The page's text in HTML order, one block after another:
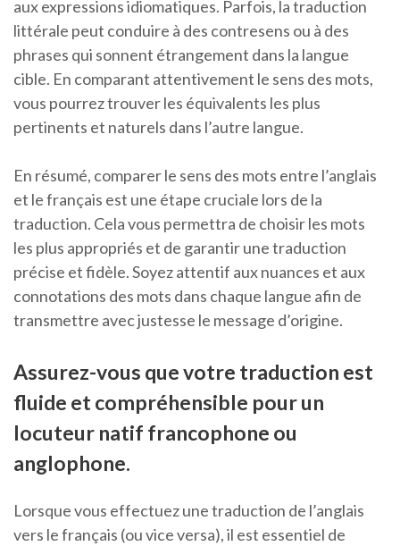
aux expressions idiomatiques. Parfois, la traduction
littérale peut conduire à des contresens ou à des
phrases qui sonnent étrangement dans la langue
cible. En comparant attentivement le sens des mots,
vous pourrez trouver les équivalents les plus
pertinents et naturels dans l’autre langue.
En résumé, comparer le sens des mots entre l’anglais
et le français est une étape cruciale lors de la
traduction. Cela vous permettra de choisir les mots
les plus appropriés et de garantir une traduction
précise et fidèle. Soyez attentif aux nuances et aux
connotations des mots dans chaque langue afin de
transmettre avec justesse le message d’origine.
Assurez-vous que votre traduction est
fluide et compréhensible pour un
locuteur natif francophone ou
anglophone.
Lorsque vous effectuez une traduction de l’anglais
vers le français (ou vice versa), il est essentiel de